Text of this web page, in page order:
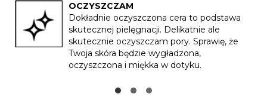
OCZYSZCZAM
Dokładnie oczyszczona cera to podstawa
skutecznej pielęgnacji. Delikatnie ale
skutecznie oczyszczam pory. Sprawię, że
Twoja skóra będzie wygładzona,
oczyszczona i miękka w dotyku.